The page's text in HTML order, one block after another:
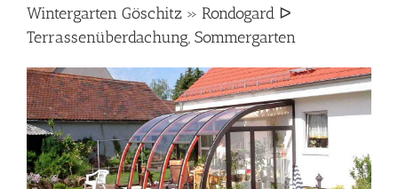
Wintergarten Göschitz » Rondogard ᐅ
Terrassenüberdachung, Sommergarten